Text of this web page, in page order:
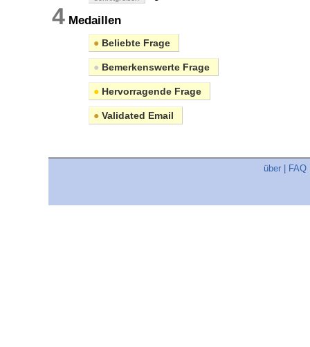
4 Medaillen
● Beliebte Frage
● Bemerkenswerte Frage
● Hervorragende Frage
● Validated Email
über FAQ